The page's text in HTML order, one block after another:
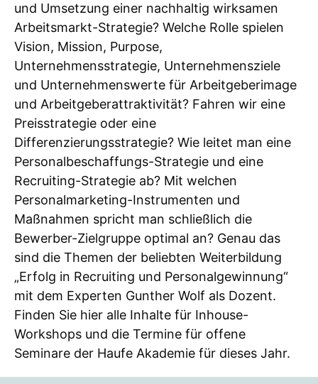
und Umsetzung einer nachhaltig wirksamen
Arbeitsmarkt-Strategie? Welche Rolle spielen
Vision, Mission, Purpose,
Unternehmensstrategie, Unternehmensziele
und Unternehmenswerte für Arbeitgeberimage
und Arbeitgeberattraktivität? Fahren wir eine
Preisstrategie oder eine
Differenzierungsstrategie? Wie leitet man eine
Personalbeschaffungs-Strategie und eine
Recruiting-Strategie ab? Mit welchen
Personalmarketing-Instrumenten und
Maßnahmen spricht man schließlich die
Bewerber-Zielgruppe optimal an? Genau das
sind die Themen der beliebten Weiterbildung
„Erfolg in Recruiting und Personalgewinnung“
mit dem Experten Gunther Wolf als Dozent.
Finden Sie hier alle Inhalte für Inhouse-
Workshops und die Termine für offene
Seminare der Haufe Akademie für dieses Jahr.